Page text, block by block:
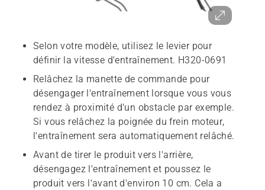
Selon votre modèle, utilisez le levier pour
définir la vitesse d'entraînement. H320-0691
Relâchez la manette de commande pour
désengager l'entraînement lorsque vous vous
rendez à proximité d'un obstacle par exemple.
Si vous relâchez la poignée du frein moteur,
l'entraînement sera automatiquement relâché.
Avant de tirer le produit vers l'arrière,
désengagez l'entraînement et poussez le
produit vers l'avant d'environ 10 cm. Cela a